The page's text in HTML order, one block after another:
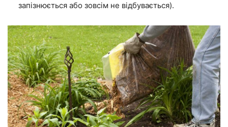
запізнюється або зовсім не відбувається).